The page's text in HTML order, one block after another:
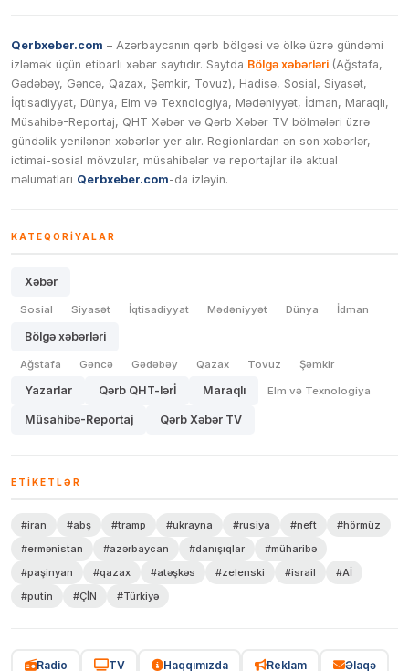
Qerbxeber.com – Azərbaycanın qərb bölgəsi və ölkə üzrə gündəmi
izləmək üçün etibarlı xəbər saytıdır. Saytda Bölgə xəbərləri (Ağstafa,
Gədəbəy, Gəncə, Qazax, Şəmkir, Tovuz), Hadisə, Sosial, Siyasət,
İqtisadiyyat, Dünya, Elm və Texnologiya, Mədəniyyət, İdman, Maraqlı,
Müsahibə-Reportaj, QHT Xəbər və Qərb Xəbər TV bölmələri üzrə
gündəlik yenilənən xəbərlər yer alır. Regionlardan ən son xəbərlər,
ictimai-sosial mövzular, müsahibələr və reportajlar ilə aktual
məlumatları Qerbxeber.com-da izləyin.
KATEQORIYALAR
Xəbər
Sosial Siyasət İqtisadiyyat Mədəniyyət Dünya İdman
Bölgə xəbərləri
Ağstafa Gəncə Gədəbəy Qazax Tovuz Şəmkir
Yazarlar Qərb QHT-lərİ Maraqlı Elm və Texnologiya
Müsahibə-Reportaj Qərb Xəbər TV
ETIKETLƏR
#iran #abş #tramp #ukrayna #rusiya #neft
#hörmüz
#ermənistan
#azərbaycan #danışıqlar
#müharibə
#paşinyan
#qazax #atəşkəs #zelenski #israil
#Aİ
#putin
#ÇİN #Türkiyə
Radio TV Haqqımızda Reklam Əlaqə